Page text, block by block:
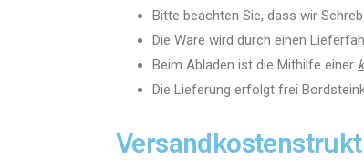
Bitte beachten Sie, dass wir
Die Ware wird durch einen
Beim Abladen ist die Mithilfe einer
Die Lieferung erfolgt frei